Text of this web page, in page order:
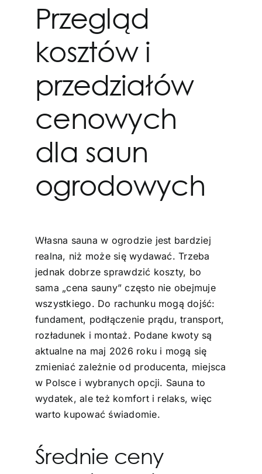
Przegląd
kosztów i
przedziałów
cenowych
dla saun
ogrodowych
Własna sauna w ogrodzie jest bardziej
realna, niż może się wydawać. Trzeba
jednak dobrze sprawdzić koszty, bo
sama „cena sauny” często nie obejmuje
wszystkiego. Do rachunku mogą dojść:
fundament, podłączenie prądu, transport,
rozładunek i montaż. Podane kwoty są
aktualne na maj 2026 roku i mogą się
zmieniać zależnie od producenta, miejsca
w Polsce i wybranych opcji. Sauna to
wydatek, ale też komfort i relaks, więc
warto kupować świadomie.
Średnie ceny